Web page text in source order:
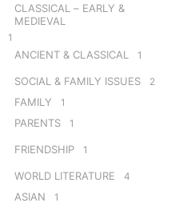
CLASSICAL – EARLY &
MEDIEVAL
1
ANCIENT & CLASSICAL 1
SOCIAL & FAMILY ISSUES 2
FAMILY 1
PARENTS 1
FRIENDSHIP 1
WORLD LITERATURE 4
ASIAN 1